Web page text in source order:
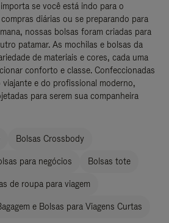
se você está indo para o
diárias ou se preparando para
nossas bolsas foram criadas para
patamar. As mochilas e bolsas da
de materiais e cores, cada uma
conforto e classe. Confeccionadas
viajante e do profissional moderno,
para serem sua companheira
Bolsas Crossbody
para negócios Bolsas tote
de roupa para viagem
e Bolsas para Viagens Curtas